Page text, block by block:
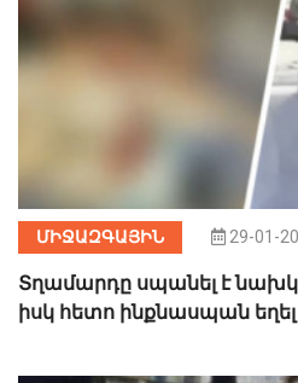
ՄԻՋԱԶԳԱՅԻՆ 29-01-
Տղամարդը սպանել է
իսկ հետո ինքնասպան եղել